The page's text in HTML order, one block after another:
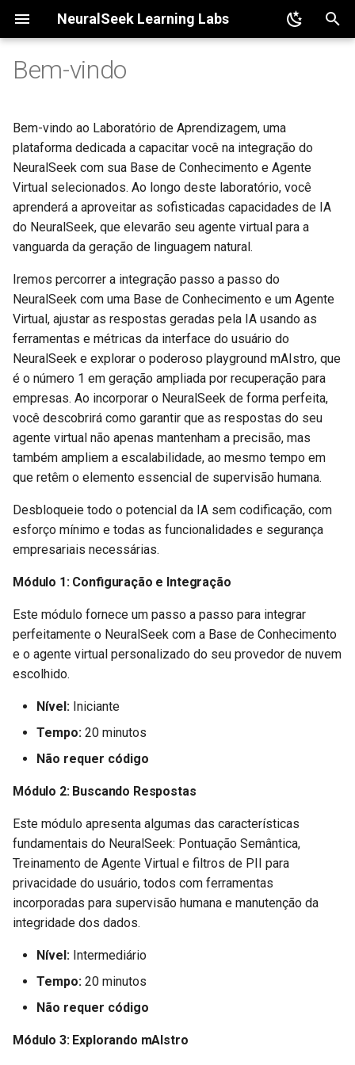
NeuralSeek Learning Labs
n
i
a
l
i
z
n
d
o
a
p
e
s
q
s
a
Integração
Módulo 2: Buscando
Respostas
Módulo 3: Explorando
mAIstro
2.1 - Buscando Respostas
2.2 - Armazenamento em
cache de respostas
2.3 - Intenções Curadas
2.4 - Ajuste da Base de
Conhecimento
3.1 - mAIstro Tour
3.2 - Modelos de Exemplo
3.1 - Marketing Team Use
Case
3.2 - Travel Agency Use Case
Add Your NeuralSeek
Certification to LinkedIn
Contact the Community
YouTube Channel
Documentation
Bem-vindo
Bem-vindo ao Laboratório de Aprendizagem, uma
plataforma dedicada a capacitar você na integração do
NeuralSeek com sua Base de Conhecimento e Agente
Virtual selecionados. Ao longo deste laboratório, você
aprenderá a aproveitar as sofisticadas capacidades de IA
do NeuralSeek, que elevarão seu agente virtual para a
vanguarda da geração de linguagem natural.
Iremos percorrer a integração passo a passo do
NeuralSeek com uma Base de Conhecimento e um Agente
Virtual, ajustar as respostas geradas pela IA usando as
ferramentas e métricas da interface do usuário do
NeuralSeek e explorar o poderoso playground mAIstro, que
é o número 1 em geração ampliada por recuperação para
empresas. Ao incorporar o NeuralSeek de forma perfeita,
você descobrirá como garantir que as respostas do seu
agente virtual não apenas mantenham a precisão, mas
também ampliem a escalabilidade, ao mesmo tempo em
que retêm o elemento essencial de supervisão humana.
Desbloqueie todo o potencial da IA sem codificação, com
esforço mínimo e todas as funcionalidades e segurança
empresariais necessárias.
Módulo 1: Configuração e Integração
Este módulo fornece um passo a passo para integrar
perfeitamente o NeuralSeek com a Base de Conhecimento
e o agente virtual personalizado do seu provedor de nuvem
escolhido.
Nível: Iniciante
Tempo: 20 minutos
Não requer código
Módulo 2: Buscando Respostas
Este módulo apresenta algumas das características
fundamentais do NeuralSeek: Pontuação Semântica,
Treinamento de Agente Virtual e filtros de PII para
privacidade do usuário, todos com ferramentas
incorporadas para supervisão humana e manutenção da
integridade dos dados.
Nível: Intermediário
Tempo: 20 minutos
Não requer código
Módulo 3: Explorando mAIstro